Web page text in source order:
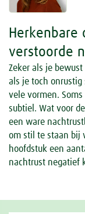
Herkenbare
verstoorde
Zeker als je
als je toch onrustig
vele vormen.
subtiel. Wat voor
een ware
om stil te staan bij
hoofdstuk een
nachtrust negatief